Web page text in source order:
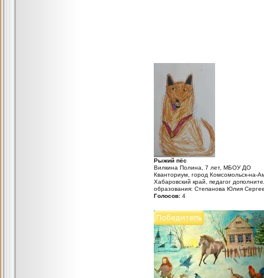
Рыжий пёс
Вилкина Полина, 7 лет, МБОУ ДО
Кванториум, город Комсомольск-на-
Хабаровский край, педагог
образования: Степанова Юлия
Голосов: 4